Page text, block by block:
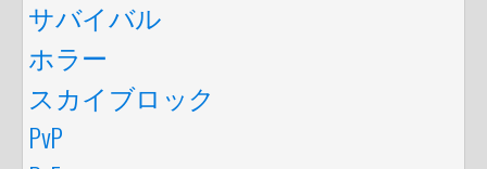
サバイバル
ホラー
スカイブロック
PvP